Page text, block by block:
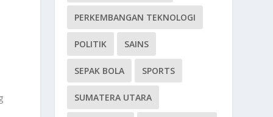
PERKEMBANGAN TEKNOLOGI
POLITIK SAINS
SEPAK BOLA SPORTS
SUMATERA UTARA